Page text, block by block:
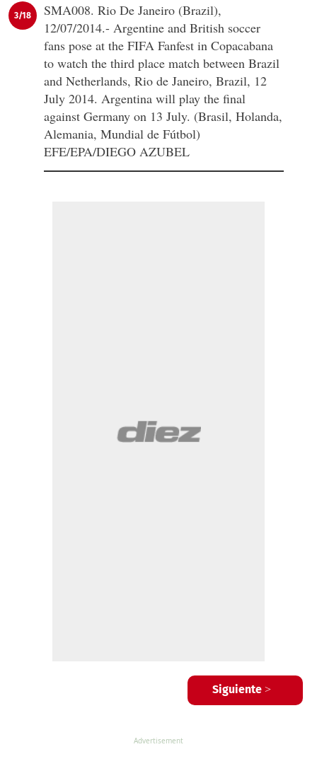
3/18
SMA008. Rio De Janeiro (Brazil),
12/07/2014.- Argentine and British soccer
fans pose at the FIFA Fanfest in Copacabana
to watch the third place match between Brazil
and Netherlands, Rio de Janeiro, Brazil, 12
July 2014. Argentina will play the final
against Germany on 13 July. (Brasil, Holanda,
Alemania, Mundial de Fútbol)
EFE/EPA/DIEGO AZUBEL
Siguiente >